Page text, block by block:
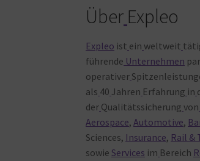
Über Expleo
Expleo ist ein weltweit
führende Unternehmen
operativer
als 40 Jahren Erfahrung in
der Qualitätssicherung von
Aerospace,Automotive,
Sciences, Insurance, Rail &
sowieServices im Bereich